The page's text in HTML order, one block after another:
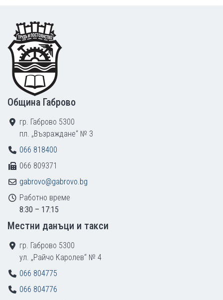
Footer
Община Габрово
гр. Габрово 5300
пл. „Възраждане“ № 3
066 818400
066 809371
gabrovo@gabrovo.bg
Работно време
8:30 – 17:15
Местни данъци и такси
гр. Габрово 5300
ул. „Райчо Каролев“ № 4
066 804775
066 804776